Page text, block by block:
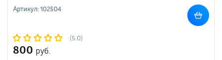
Артикул: 102504
(5.0)
800 руб.